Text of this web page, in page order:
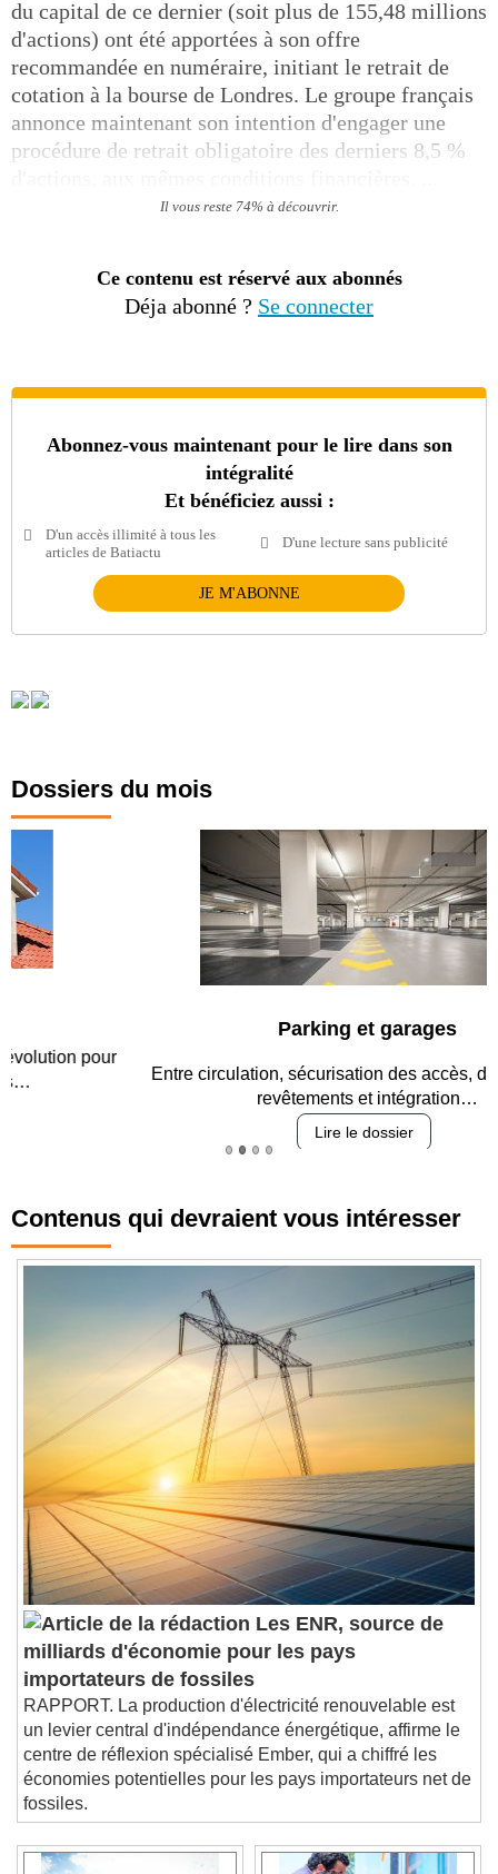
du capital de ce dernier (soit plus de 155,48 millions
d'actions) ont été apportées à son offre
recommandée en numéraire, initiant le retrait de
cotation à la bourse de Londres. Le groupe français
annonce maintenant son intention d'engager une
procédure de retrait obligatoire des derniers 8,5 %
Il vous reste 74% à découvrir.
Ce contenu est réservé aux abonnés
Déja abonné ? Se connecter
Abonnez-vous maintenant pour le lire dans son
intégralité
Et bénéficiez aussi :
D'un accès illimité à tous les
articles de Batiactu
D'une lecture sans publicité
JE M'ABONNE
Dossiers du mois
Parking et garages
Entre circulation, sécurisation des accès, durabilité des
revêtements et intégration…
Contenus qui devraient vous intéresser
Les ENR, source de
milliards d'économie pour les pays
importateurs de fossiles
RAPPORT. La production d'électricité renouvelable est
un levier central d'indépendance énergétique, affirme le
centre de réflexion spécialisé Ember, qui a chiffré les
économies potentielles pour les pays importateurs net de
fossiles.